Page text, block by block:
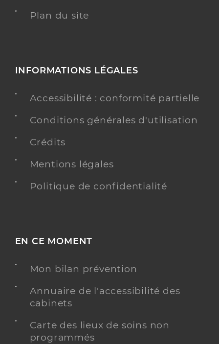
Plan du site
INFORMATIONS LÉGALES
Accessibilité : conformité partielle
Conditions générales d'utilisation
Crédits
Mentions légales
Politique de confidentialité
EN CE MOMENT
Mon bilan prévention
Annuaire de l'accessibilité des
cabinets
Carte des lieux de soins non
programmés